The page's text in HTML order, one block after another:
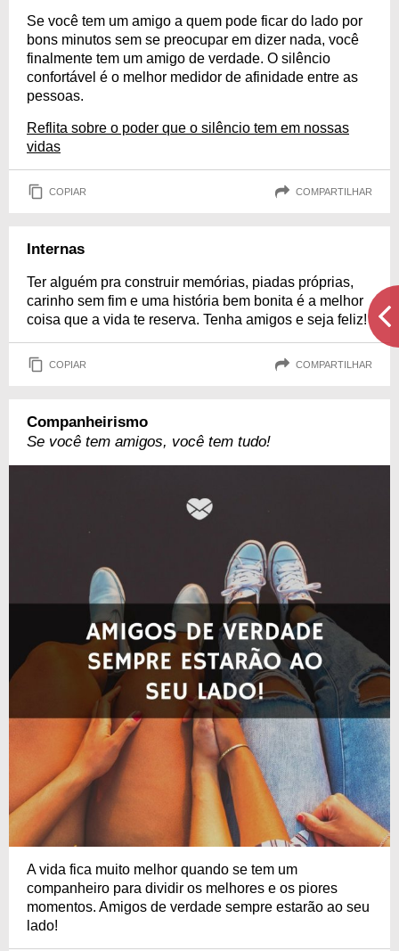
Se você tem um amigo a quem pode ficar do lado por
bons minutos sem se preocupar em dizer nada, você
finalmente tem um amigo de verdade. O silêncio
confortável é o melhor medidor de afinidade entre as
pessoas.
Reflita sobre o poder que o silêncio tem em nossas
vidas
COPIAR COMPARTILHAR
Internas
Ter alguém pra construir memórias, piadas próprias,
carinho sem fim e uma história bem bonita é a melhor
coisa que a vida te reserva. Tenha amigos e seja feliz!
COPIAR COMPARTILHAR
Companheirismo
Se você tem amigos, você tem tudo!
A vida fica muito melhor quando se tem um
companheiro para dividir os melhores e os piores
momentos. Amigos de verdade sempre estarão ao seu
lado!